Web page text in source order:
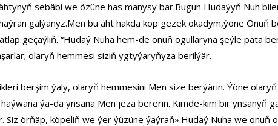
sebäbi we özüne has manysy bar.Bugun Hudaýyň Nuh
galýanyz.Men bu äht hakda kop gezek okadym,ýone Onuň
geçaýliň. “Hudaý Nuha hem-de onuň ogullaryna şeýle pata
olaryň hemmesi siziň ygtyýaryňyza berilýär.
berşim ýaly, olaryň hemmesini Men size berýärin. Ýöne
ýa-da ynsana Men jeza bererin. Kimde-kim bir ynsanyň
Siz örňäp, köpeliň we ýer ýüzüne ýaýraň».Hudaý Nuha we onuň